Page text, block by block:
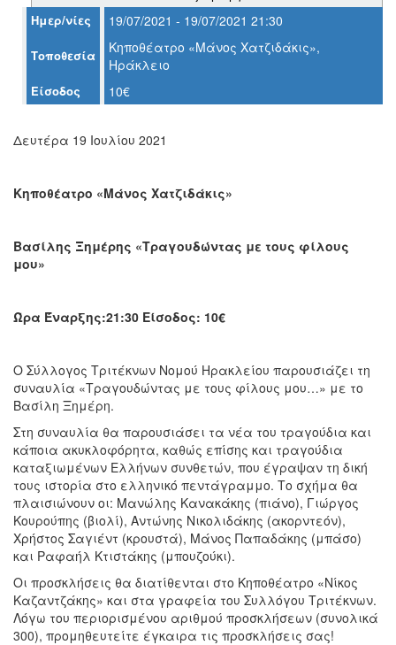
ΠΟΛΙΤΙΣΜΟΣ
ΑΝΘΕΚΤΙΚΗ
ΠΟΛΗ
Ημερ/νίες 19/07/2021 - 19/07/2021 21:30
Τοποθεσία
Κηποθέατρο «Μάνος Χατζιδάκις»,
Ηράκλειο
Είσοδος 10€
Δευτέρα 19 Ιουλίου 2021
Κηποθέατρο «Μάνος Χατζιδάκις»
Βασίλης Ξημέρης «Τραγουδώντας με τους φίλους
μου»
Ώρα Έναρξης:21:30 Είσοδος: 10€
Ο Σύλλογος Τριτέκνων Νομού Ηρακλείου παρουσιάζει τη
συναυλία «Τραγουδώντας με τους φίλους μου…» με το
Βασίλη Ξημέρη.
Στη συναυλία θα παρουσιάσει τα νέα του τραγούδια και
κάποια ακυκλοφόρητα, καθώς επίσης και τραγούδια
καταξιωμένων Ελλήνων συνθετών, που έγραψαν τη δική
τους ιστορία στο ελληνικό πεντάγραμμο. Το σχήμα θα
πλαισιώνουν οι: Μανώλης Κανακάκης (πιάνο), Γιώργος
Κουρούπης (βιολί), Αντώνης Νικολιδάκης (ακορντεόν),
Χρήστος Σαγιέντ (κρουστά), Μάνος Παπαδάκης (μπάσο)
και Ραφαήλ Κτιστάκης (μπουζούκι).
Οι προσκλήσεις θα διατίθενται στο Κηποθέατρο «Νίκος
Καζαντζάκης» και στα γραφεία του Συλλόγου Τριτέκνων.
Λόγω του περιορισμένου αριθμού προσκλήσεων (συνολικά
300), προμηθευτείτε έγκαιρα τις προσκλήσεις σας!